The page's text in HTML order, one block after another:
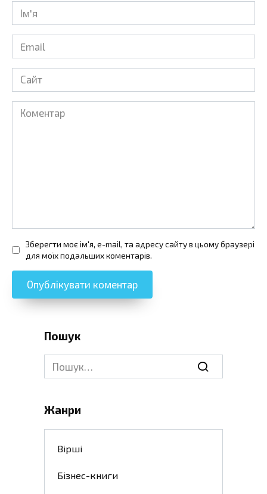
Ім'я
Email
Сайт
Коментар
Зберегти моє ім'я, e-mail, та адресу сайту в цьому браузері
для моїх подальших коментарів.
Пошук
Search
for:
Жанри
Вірші
Бізнес-книги